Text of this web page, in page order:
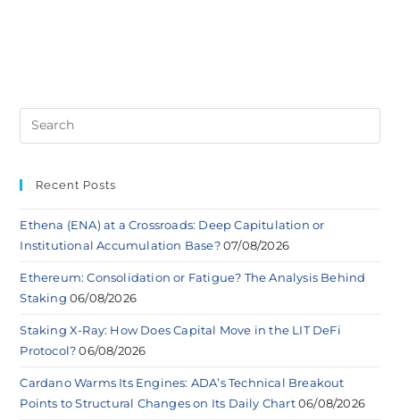
Recent Posts
Ethena (ENA) at a Crossroads: Deep Capitulation or
Institutional Accumulation Base? 07/08/2026
Ethereum: Consolidation or Fatigue? The Analysis Behind
Staking 06/08/2026
Staking X-Ray: How Does Capital Move in the LIT DeFi
Protocol? 06/08/2026
Cardano Warms Its Engines: ADA’s Technical Breakout
Points to Structural Changes on Its Daily Chart 06/08/2026